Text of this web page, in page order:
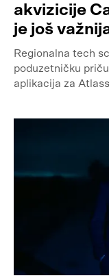
akvizicije
je još
Regionalna tech
poduzetničku
aplikacija za